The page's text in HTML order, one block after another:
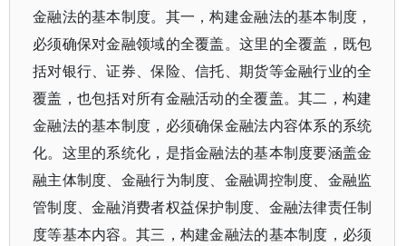
金融法的基本制度。其一，构建金融法的基本制度，
必须确保对金融领域的全覆盖。这里的全覆盖，既包
括对银行、证券、保险、信托、期货等金融行业的全
覆盖，也包括对所有金融活动的全覆盖。其二，构建
金融法的基本制度，必须确保金融法内容体系的系统
化。这里的系统化，是指金融法的基本制度要涵盖金
融主体制度、金融行为制度、金融调控制度、金融监
管制度、金融消费者权益保护制度、金融法律责任制
度等基本内容。其三，构建金融法的基本制度，必须